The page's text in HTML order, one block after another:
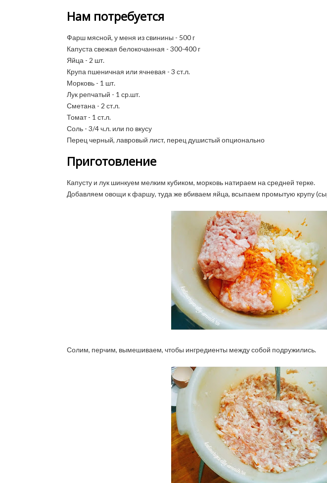
Нам потребуется
Фарш мясной, у меня из свинины - 500 г
Капуста свежая белокочанная - 300-400 г
Яйца - 2 шт.
Крупа пшеничная или ячневая - 3 ст.л.
Морковь - 1 шт.
Лук репчатый - 1 ср.шт.
Сметана - 2 ст.л.
Томат - 1 ст.л.
Соль - 3/4 ч.л. или по вкусу
Перец черный, лавровый лист, перец душистый опционально
Приготовление
Капусту и лук шинкуем мелким кубиком, морковь натираем на средней терке.
Добавляем овощи к фаршу, туда же вбиваем яйца, всыпаем промытую крупу
Солим, перчим, вымешиваем, чтобы ингредиенты между собой подружились.